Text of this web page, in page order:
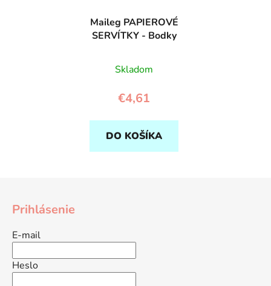
Maileg PAPIEROVÉ
SERVÍTKY - Bodky
Skladom
€4,61
DO KOŠÍKA
Prihlásenie
E-mail
Heslo